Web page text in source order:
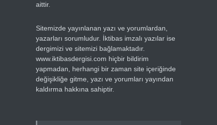
aittir.
Sitemizde yayınlanan yazı ve yorumlardan,
yazarları sorumludur. İktibas imzalı yazılar ise
dergimizi ve sitemizi bağlamaktadır.
www.iktibasdergisi.com hiçbir bildirim
yapmadan, herhangi bir zaman site içeriğinde
değişikliğe gitme, yazı ve yorumları yayından
kaldırma hakkına sahiptir.